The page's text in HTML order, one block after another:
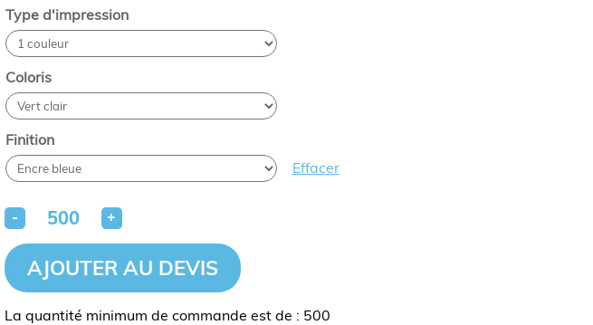
Type d'impression
Coloris
Finition
Effacer
- +
AJOUTER AU DEVIS
La quantité minimum de commande est de : 500